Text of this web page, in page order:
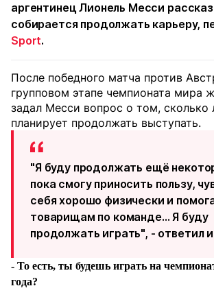
аргентинец Лионель Месси
собирается продолжать карьеру,
Sport.
После победного матча против
групповом этапе чемпионата мира
задал Месси вопрос о том, сколько
планирует продолжать выступать.
"Я буду продолжать ещё
пока смогу приносить пользу,
себя хорошо физически и
товарищам по команде… Я буду
продолжать играть", - ответил
- То есть, ты будешь играть на
года?